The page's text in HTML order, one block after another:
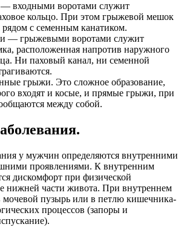
входными воротами служит
кольцо. При этом грыжевой мешок
рядом с семенным канатиком.
— грыжевыми воротами служит
расположенная напротив наружного
Ни паховый канал, ни семенной
грыжи. Это сложное образование,
входят и косые, и прямые грыжи, при
между собой.
у мужчин определяются внутренними
проявлениями. К внутренним
дискомфорт при физической
нижней части живота. При внутреннем
пузырь или в петлю кишечника-
процессов (запоры и